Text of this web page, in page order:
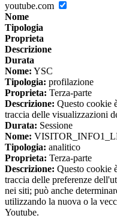
youtube.com
Nome
Tipologia
Proprieta
Descrizione
Durata
Nome: YSC
Tipologia: profilazione
Proprieta: Terza-parte
Descrizione: Questo cookie
traccia delle visualizzazioni
Durata: Sessione
Nome:
Tipologia: analitico
Proprieta: Terza-parte
Descrizione: Questo cookie
traccia delle preferenze
nei siti; può anche
utilizzando la nuova o la
Youtube.